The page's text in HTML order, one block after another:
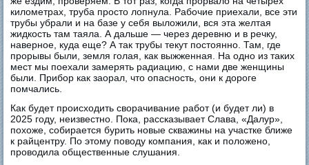
километрах, труба просто лопнула. Рабочие приехали, все эти
трубы убрали и на базе у себя выложили, вся эта желтая
жидкость там таяла. А дальше — через деревню и в речку,
наверное, куда еще? А так трубы текут постоянно. Там, где
прорывы были, земля голая, как выжженная. На одно из таких
мест мы поехали замерять радиацию, с нами две женщины
были. Прибор как заорал, что опасность, они к дороге
помчались.
Как будет происходить сворачивание работ (и будет ли) в
2025 году, неизвестно. Пока, рассказывает Слава, «Далур»,
похоже, собирается бурить новые скважины на участке ближе
к райцентру. По этому поводу компания, как и положено,
проводила общественные слушания.